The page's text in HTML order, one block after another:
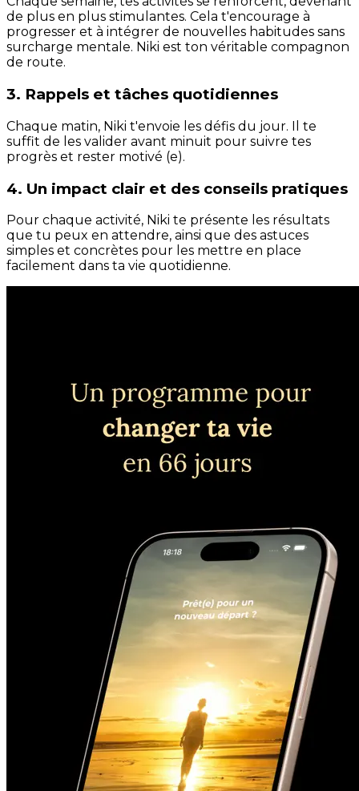
de plus en plus stimulantes. Cela t'encourage à
progresser et à intégrer de nouvelles habitudes sans
surcharge mentale. Niki est ton véritable compagnon
de route.
3. Rappels et tâches quotidiennes
Chaque matin, Niki t'envoie les défis du jour. Il te
suffit de les valider avant minuit pour suivre tes
progrès et rester motivé (e).
4. Un impact clair et des conseils pratiques
Pour chaque activité, Niki te présente les résultats
que tu peux en attendre, ainsi que des astuces
simples et concrètes pour les mettre en place
facilement dans ta vie quotidienne.